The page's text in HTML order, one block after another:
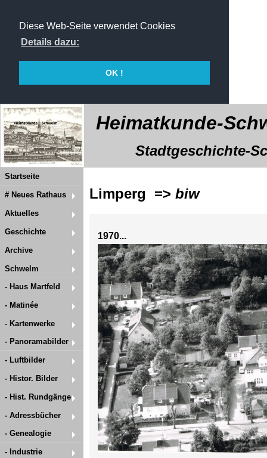
Diese Web-Seite verwendet Cookies
Details dazu:
OK !
Heimatkunde-
Stadtgeschichte-
Startseite
# Neues Rathaus
Aktuelles
Geschichte
Archive
Schwelm
- Haus Martfeld
- Matinée
- Kartenwerke
- Panoramabilder
- Luftbilder
- Histor. Bilder
- Hist. Rundgänge
- Adressbücher
- Genealogie
- Industrie
Limperg => biw
1970...